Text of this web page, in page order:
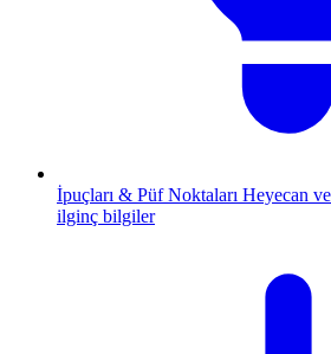
İpuçları & Püf Noktaları Heyecan
ilginç bilgiler